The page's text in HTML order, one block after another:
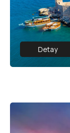
Detay